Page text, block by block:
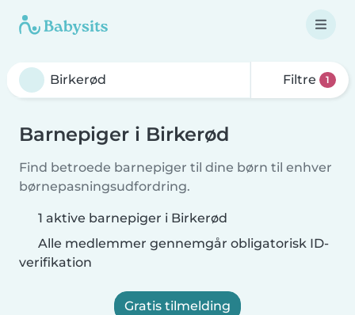
Filtre 1
Barnepiger i Birkerød
Find betroede barnepiger til dine børn til enhver
børnepasningsudfordring.
1 aktive barnepiger i Birkerød
Alle medlemmer gennemgår obligatorisk ID-
verifikation
Gratis tilmelding